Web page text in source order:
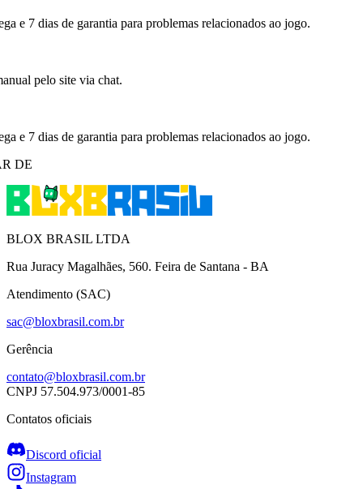
e 7 dias de garantia para problemas relacionados ao jogo.
pelo site via chat.
e 7 dias de garantia para problemas relacionados ao jogo.
DE
BLOX BRASIL LTDA
Rua Juracy Magalhães, 560. Feira de Santana - BA
Atendimento (SAC)
sac@bloxbrasil.com.br
Gerência
contato@bloxbrasil.com.br
CNPJ 57.504.973/0001-85
Contatos oficiais
Discord oficial
Instagram